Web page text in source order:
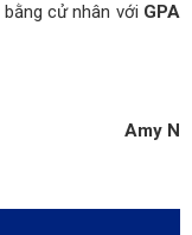
cử nhân với GPA
Amy N